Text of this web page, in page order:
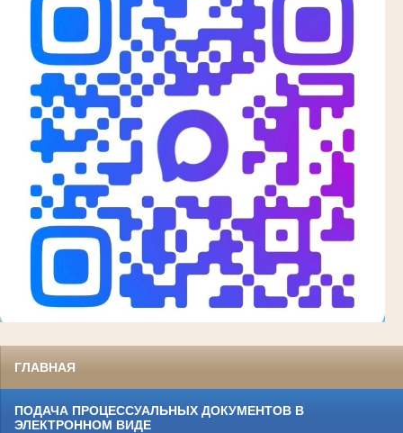
ГЛАВНАЯ
ПОДАЧА ПРОЦЕССУАЛЬНЫХ ДОКУМЕНТОВ В
ЭЛЕКТРОННОМ ВИДЕ